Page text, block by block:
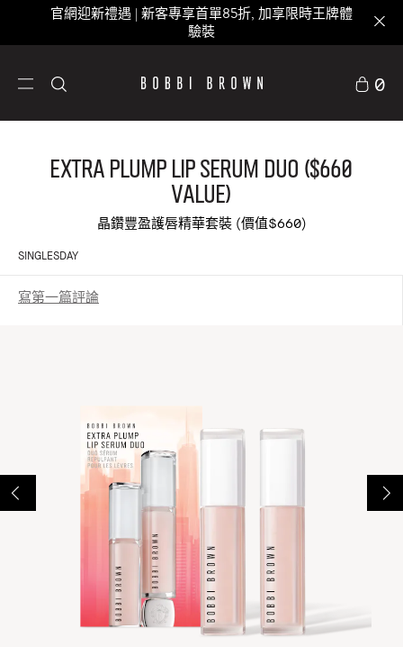
官網迎新禮遇 | 新客專享首單85折, 加享限時王牌體
驗裝
0
Extra Plump Lip Serum Duo ($660
Value)
晶鑽豐盈護唇精華套裝 (價值$660)
SINGLESDAY
寫第一篇評論